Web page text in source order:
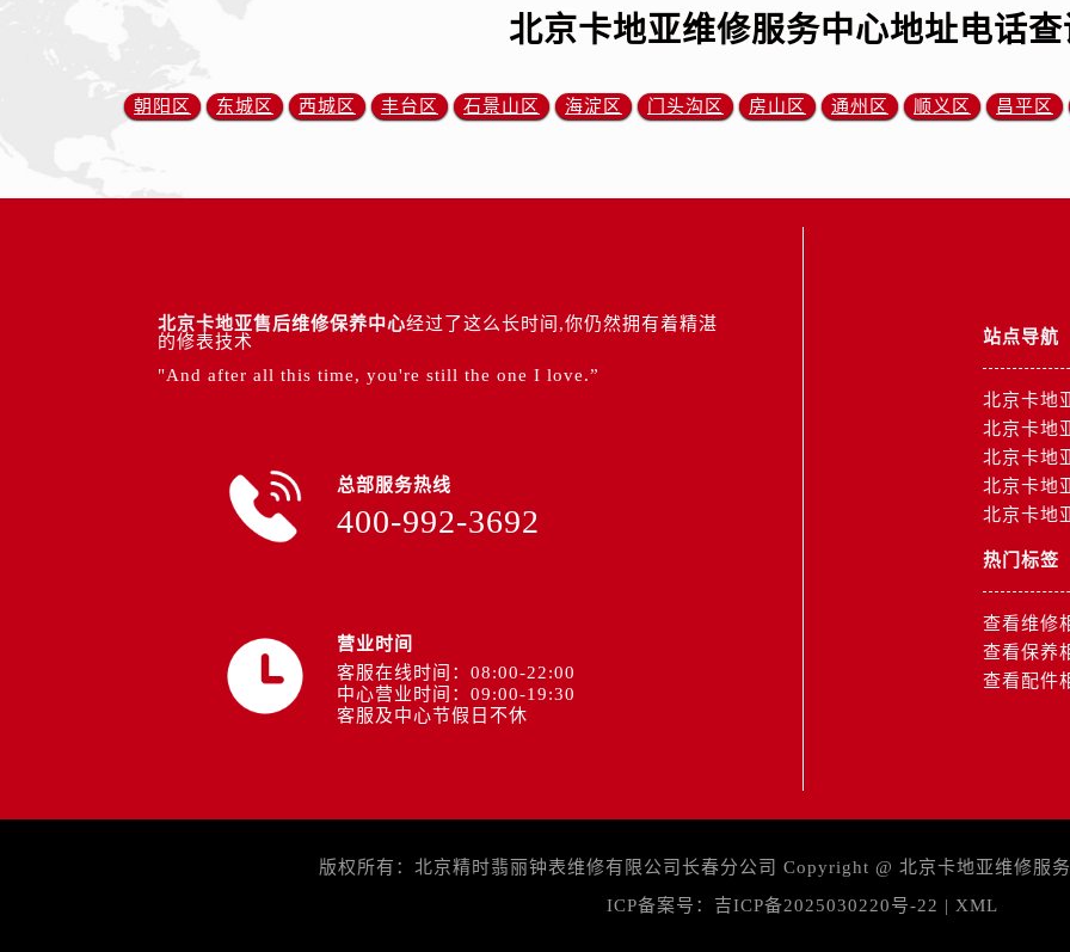
北京卡地亚维修服务中心地址电话查
朝阳区 东城区 西城区 丰台区 石景山区 海淀区 门头沟区 房山区 通州区 顺义区 昌平区
北京卡地亚售后维修保养中心经过了这么长时间,你仍然拥有着精湛
的修表技术
"And after all this time, you're still the one I love.”
总部服务热线
400-992-3692
营业时间
客服在线时间：08:00-22:00
中心营业时间：09:00-19:30
客服及中心节假日不休
站点导航
北京卡地
北京卡地
北京卡地
北京卡地
北京卡地
热门标签
查看维修
查看保养
查看配件
版权所有：北京精时翡丽钟表维修有限公司长春分公司 Copyright @ 北京卡地亚维修服
ICP备案号： 吉ICP备2025030220号-22 | XML